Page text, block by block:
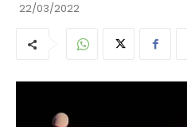
22/03/2022